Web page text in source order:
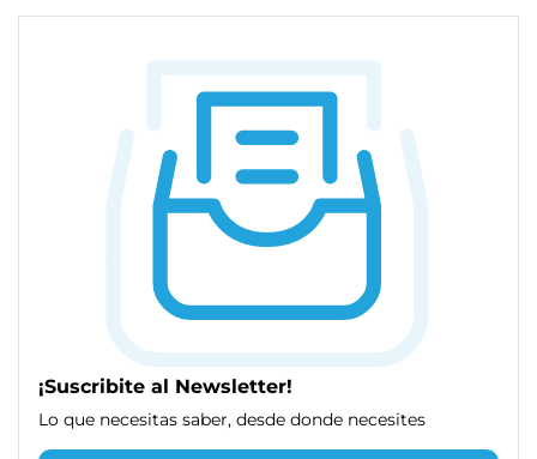
¡Suscribite al Newsletter!
Lo que necesitas saber, desde donde necesites